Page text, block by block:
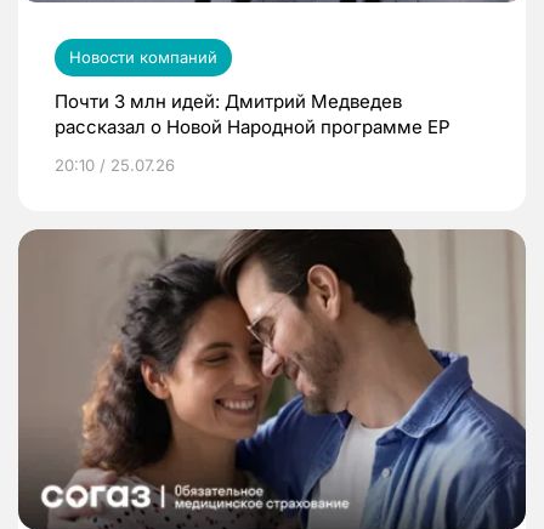
Новости компаний
Почти 3 млн идей: Дмитрий Медведев
рассказал о Новой Народной программе ЕР
20:10 / 25.07.26